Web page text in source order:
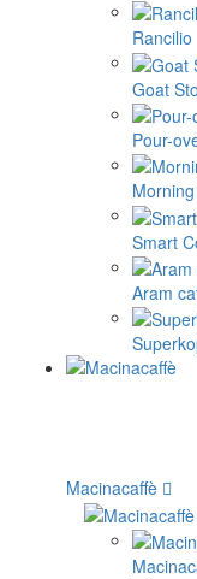
Rancilio
Goat
Pour-
Morning
Smart
Aram
Macinacaffè